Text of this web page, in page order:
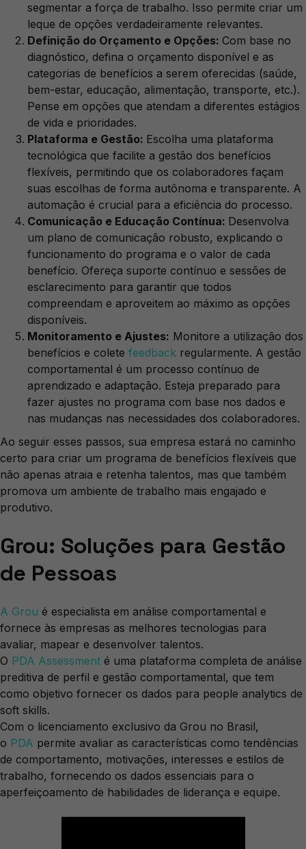
segmentar a força de trabalho. Isso permite criar um
leque de opções verdadeiramente relevantes.
Definição do Orçamento e Opções: Com base no
diagnóstico, defina o orçamento disponível e as
categorias de benefícios a serem oferecidas (saúde,
bem-estar, educação, alimentação, transporte, etc.).
Pense em opções que atendam a diferentes estágios
de vida e prioridades.
Plataforma e Gestão: Escolha uma plataforma
tecnológica que facilite a gestão dos benefícios
flexíveis, permitindo que os colaboradores façam
suas escolhas de forma autônoma e transparente. A
automação é crucial para a eficiência do processo.
Comunicação e Educação Contínua: Desenvolva
um plano de comunicação robusto, explicando o
funcionamento do programa e o valor de cada
benefício. Ofereça suporte contínuo e sessões de
esclarecimento para garantir que todos
compreendam e aproveitem ao máximo as opções
disponíveis.
Monitoramento e Ajustes: Monitore a utilização dos
benefícios e colete feedback regularmente. A gestão
comportamental é um processo contínuo de
aprendizado e adaptação. Esteja preparado para
fazer ajustes no programa com base nos dados e
nas mudanças nas necessidades dos colaboradores.
Ao seguir esses passos, sua empresa estará no caminho
certo para criar um programa de benefícios flexíveis que
não apenas atraia e retenha talentos, mas que também
promova um ambiente de trabalho mais engajado e
produtivo.
Grou: Soluções para Gestão
de Pessoas
A Grou é especialista em análise comportamental e
fornece às empresas as melhores tecnologias para
avaliar, mapear e desenvolver talentos.
O PDA Assessment é uma plataforma completa de análise
preditiva de perfil e gestão comportamental, que tem
como objetivo fornecer os dados para people analytics de
soft skills.
Com o licenciamento exclusivo da Grou no Brasil,
o PDA permite avaliar as características como tendências
de comportamento, motivações, interesses e estilos de
trabalho, fornecendo os dados essenciais para o
aperfeiçoamento de habilidades de liderança e equipe.